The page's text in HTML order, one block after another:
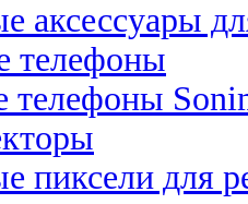
аксессуары
телефоны
пиксели для